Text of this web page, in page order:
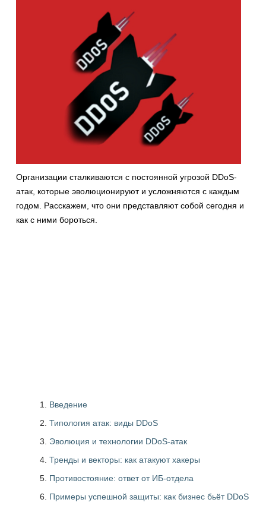
Организации сталкиваются с постоянной угрозой DDoS-
атак, которые эволюционируют и усложняются с каждым
годом. Расскажем, что они представляют собой сегодня и
как с ними бороться.
Введение
Типология атак: виды DDoS
Эволюция и технологии DDoS-атак
Тренды и векторы: как атакуют хакеры
Противостояние: ответ от ИБ-отдела
Примеры успешной защиты: как бизнес бьёт DDoS